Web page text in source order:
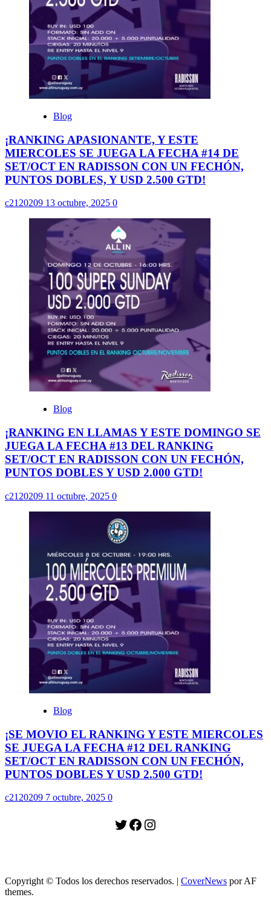
Blog
¡RANKING APASIONANTE, Y ESTE
MIERCOLES SE JUEGA LA FECHA #14 DE
SET/OCT EN RADISSON CON UN FECHÓN,
PUNTOS DOBLES, Y USD 2.500 GTD!
c2120209 13 octubre, 2025 0
Blog
¡RANKING EN LLAMAS Y ESTE DOMINGO SE
JUEGA LA FECHA #13 DEL RANKING
SET/OCT EN RADISSON CON UN FECHÓN,
PUNTOS DOBLES Y USD 2.000 GTD!
c2120209 11 octubre, 2025 0
Blog
¡SE MOVIO EL RANKING Y ESTE MIERCOLES
SE JUEGA LA FECHA #12 DEL RANKING
SET/OCT EN RADISSON CON UN FECHÓN,
PUNTOS DOBLES Y USD 2.500 GTD!
c2120209 7 octubre, 2025 0
Twitter
Facebook
Instagram
Copyright © Todos los derechos reservados. | CoverNews por AF
themes.